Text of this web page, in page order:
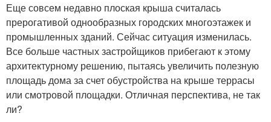
Еще совсем недавно плоская крыша считалась
прерогативой однообразных городских многоэтажек и
промышленных зданий. Сейчас ситуация изменилась.
Все больше частных застройщиков прибегают к этому
архитектурному решению, пытаясь увеличить полезную
площадь дома за счет обустройства на крыше террасы
или смотровой площадки. Отличная перспектива, не так
ли?